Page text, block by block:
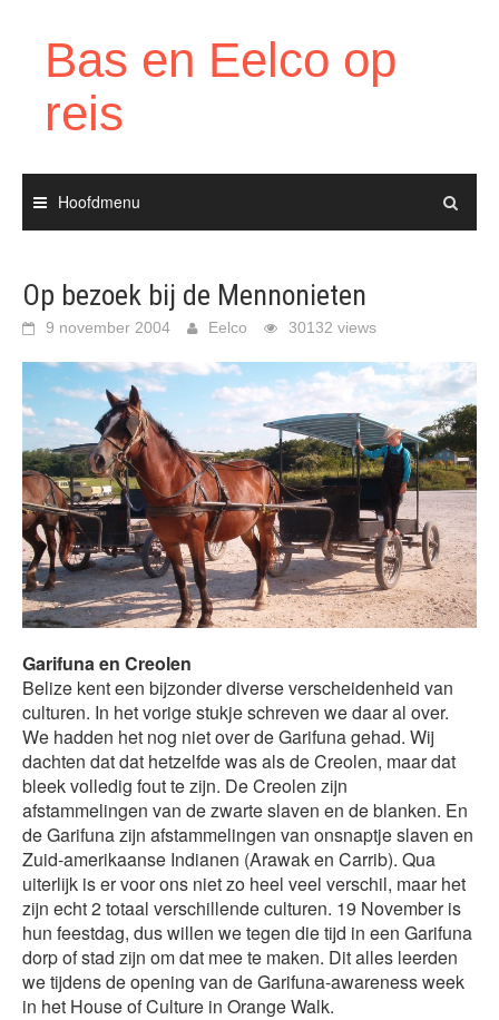
Bas en Eelco op
reis
Hoofdmenu
Op bezoek bij de Mennonieten
9 november 2004 Eelco 30132 views
Garifuna en Creolen
Belize kent een bijzonder diverse verscheidenheid van
culturen. In het vorige stukje schreven we daar al over.
We hadden het nog niet over de Garifuna gehad. Wij
dachten dat dat hetzelfde was als de Creolen, maar dat
bleek volledig fout te zijn. De Creolen zijn
afstammelingen van de zwarte slaven en de blanken. En
de Garifuna zijn afstammelingen van onsnaptje slaven en
Zuid-amerikaanse Indianen (Arawak en Carrib). Qua
uiterlijk is er voor ons niet zo heel veel verschil, maar het
zijn echt 2 totaal verschillende culturen. 19 November is
hun feestdag, dus willen we tegen die tijd in een Garifuna
dorp of stad zijn om dat mee te maken. Dit alles leerden
we tijdens de opening van de Garifuna-awareness week
in het House of Culture in Orange Walk.